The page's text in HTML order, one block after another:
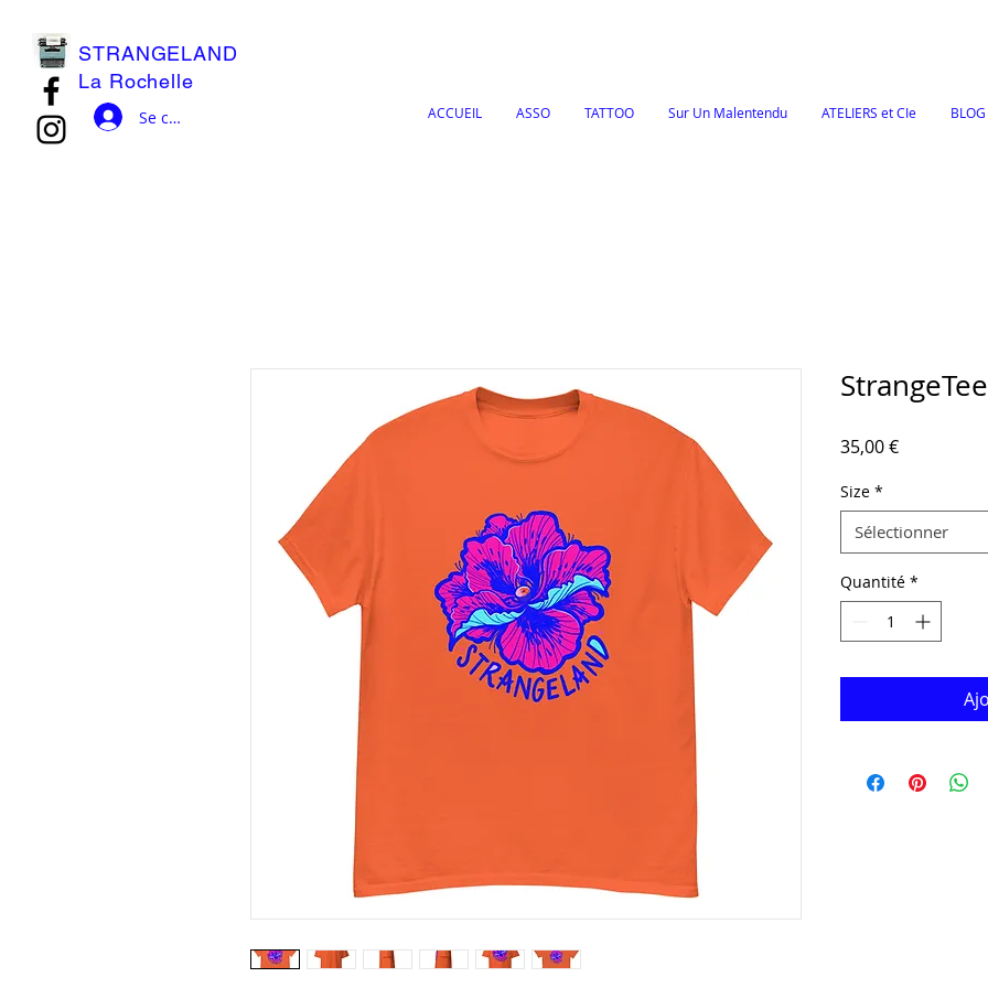
STRANGELAND
La Rochelle
Se connecter ACCUEIL ASSO TATTOO Sur Un Malentendu ATELIERS et CIe BLOG
35,00 €Prix
Size *
Sélectionner
Quantité *